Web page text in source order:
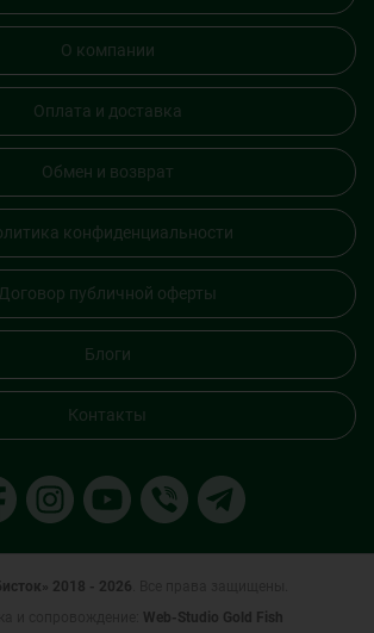
О компании
Оплата и доставка
Обмен и возврат
конфиденциальности
Договор публичной оферты
Блоги
Контакты
2018 - 2026
Web-Studio Gold Fish